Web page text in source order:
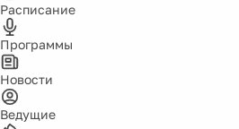
Расписание
Программы
Новости
Ведущие